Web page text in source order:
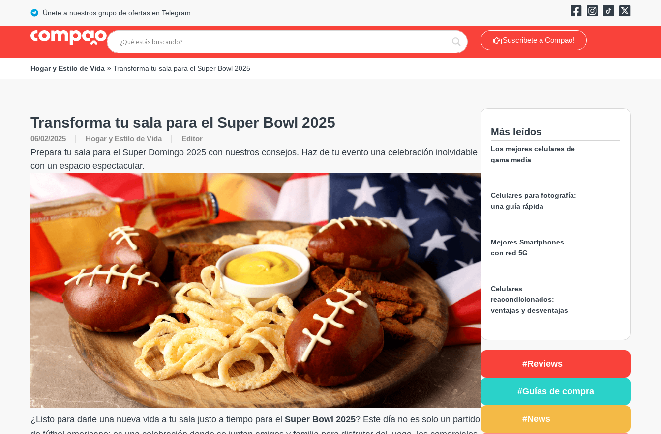
Únete a nuestros grupo de ofertas en Telegram
¡Suscribete a Compao!
Hogar y Estilo de Vida » Transforma tu sala para el Super Bowl 2025
Transforma tu sala para el Super Bowl 2025
06/02/2025 Hogar y Estilo de Vida Editor
Prepara tu sala para el Super Domingo 2025 con nuestros consejos. Haz de tu evento una celebración inolvidable
con un espacio espectacular.
¿Listo para darle una nueva vida a tu sala justo a tiempo para el Super Bowl 2025? Este día no es solo un partido
Más leídos
Los mejores celulares de
gama media
Celulares para fotografía:
una guía rápida
Mejores Smartphones
con red 5G
Celulares
reacondicionados:
ventajas y desventajas
#Reviews
#Guías de compra
#News